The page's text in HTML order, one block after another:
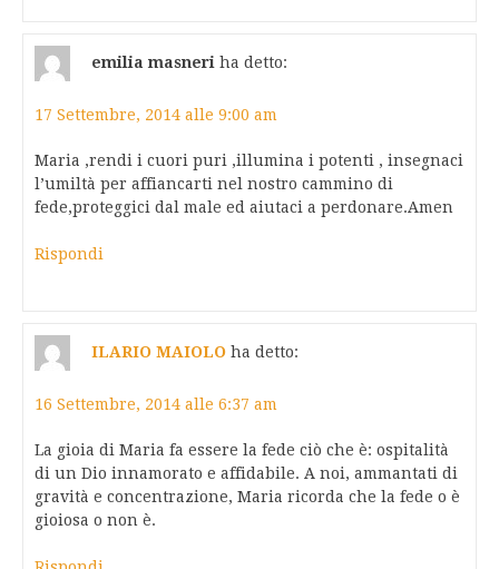
emilia masneri ha detto:
17 Settembre, 2014 alle 9:00 am
Maria ,rendi i cuori puri ,illumina i potenti , insegnaci
l’umiltà per affiancarti nel nostro cammino di
fede,proteggici dal male ed aiutaci a perdonare.Amen
Rispondi
ILARIO MAIOLO ha detto:
16 Settembre, 2014 alle 6:37 am
La gioia di Maria fa essere la fede ciò che è: ospitalità
di un Dio innamorato e affidabile. A noi, ammantati di
gravità e concentrazione, Maria ricorda che la fede o è
gioiosa o non è.